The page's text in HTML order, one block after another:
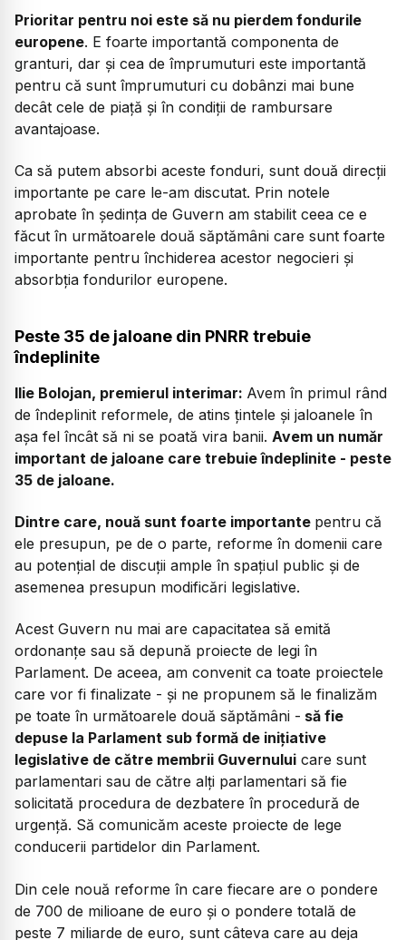
Prioritar pentru noi este să nu pierdem fondurile
europene. E foarte importantă componenta de
granturi, dar și cea de împrumuturi este importantă
pentru că sunt împrumuturi cu dobânzi mai bune
decât cele de piață și în condiții de rambursare
avantajoase.
Ca să putem absorbi aceste fonduri, sunt două direcții
importante pe care le-am discutat. Prin notele
aprobate în ședința de Guvern am stabilit ceea ce e
făcut în următoarele două săptămâni care sunt foarte
importante pentru închiderea acestor negocieri și
absorbția fondurilor europene.
Peste 35 de jaloane din PNRR trebuie
îndeplinite
Ilie Bolojan, premierul interimar: Avem în primul rând
de îndeplinit reformele, de atins țintele și jaloanele în
așa fel încât să ni se poată vira banii. Avem un număr
important de jaloane care trebuie îndeplinite - peste
35 de jaloane.
Dintre care, nouă sunt foarte importante pentru că
ele presupun, pe de o parte, reforme în domenii care
au potențial de discuții ample în spațiul public și de
asemenea presupun modificări legislative.
Acest Guvern nu mai are capacitatea să emită
ordonanțe sau să depună proiecte de legi în
Parlament. De aceea, am convenit ca toate proiectele
care vor fi finalizate - și ne propunem să le finalizăm
pe toate în următoarele două săptămâni - să fie
depuse la Parlament sub formă de inițiative
legislative de către membrii Guvernului care sunt
parlamentari sau de către alți parlamentari să fie
solicitată procedura de dezbatere în procedură de
urgență. Să comunicăm aceste proiecte de lege
conducerii partidelor din Parlament.
Din cele nouă reforme în care fiecare are o pondere
de 700 de milioane de euro și o pondere totală de
peste 7 miliarde de euro, sunt câteva care au deja